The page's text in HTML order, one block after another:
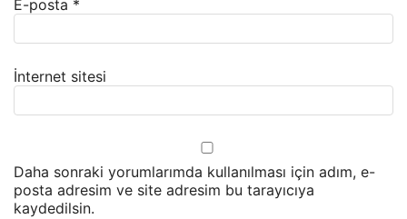
E-posta *
İnternet sitesi
Daha sonraki yorumlarımda kullanılması için adım, e-
posta adresim ve site adresim bu tarayıcıya
kaydedilsin.